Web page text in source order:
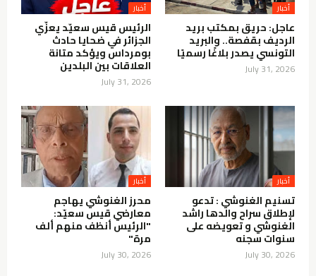
أخبار
عاجل: حريق بمكتب بريد
الرديف بقفصة.. والبريد
التونسي يصدر بلاغًا رسميًا
July 31, 2026
أخبار
الرئيس قيس سعيّد يعزّي
الجزائر في ضحايا حادث
بومرداس ويؤكد متانة
العلاقات بين البلدين
July 31, 2026
أخبار
تسنيم الغنوشي : تدعو
لإطلاق سراح والدها راشد
الغنوشي و تعويضه على
سنوات سجنه
July 30, 2026
أخبار
محرز الغنوشي يهاجم
معارضي قيس سعيّد:
"الرئيس أنظف منهم ألف
مرة"
July 30, 2026